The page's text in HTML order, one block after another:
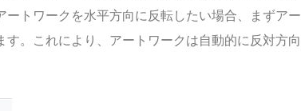
トワークを水平方向に反転したい場合、まずアー
。これにより、アートワークは自動的に反対方向